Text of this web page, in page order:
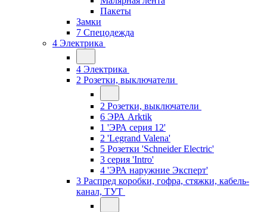
Пакеты
Замки
7 Спецодежда
4 Электрика
4 Электрика
2 Розетки, выключатели
2 Розетки, выключатели
6 ЭРА Arktik
1 'ЭРА серия 12'
2 'Legrand Valena'
5 Розетки 'Schneider Electric'
3 серия 'Intro'
4 'ЭРА наружние Эксперт'
3 Распред коробки, гофра, стяжки, кабель-
канал, ТУТ